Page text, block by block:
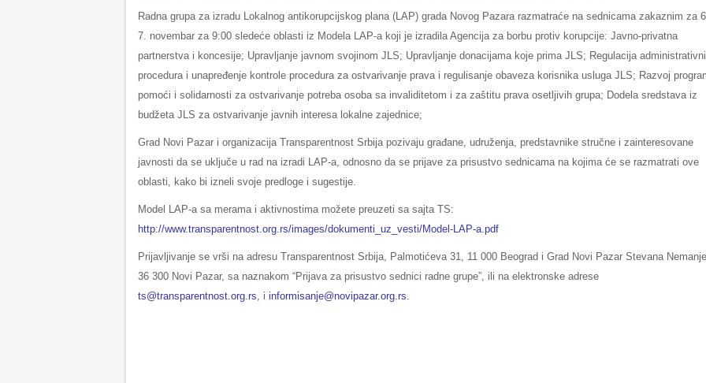
Radna grupa za izradu Lokalnog antikorupcijskog plana (LAP) grada Novog Pazara razmatraće na sednicama zakaznim za
7. novembar za 9:00 sledeće oblasti iz Modela LAP-a koji je izradila Agencija za borbu protiv korupcije: Javno-privatna
partnerstva i koncesije; Upravljanje javnom svojinom JLS; Upravljanje donacijama koje prima JLS; Regulacija
procedura i unapređenje kontrole procedura za ostvarivanje prava i regulisanje obaveza korisnika usluga JLS; Razvoj
pomoći i solidarnosti za ostvarivanje potreba osoba sa invaliditetom i za zaštitu prava osetljivih grupa; Dodela sredstava iz
budžeta JLS za ostvarivanje javnih interesa lokalne zajednice;
Grad Novi Pazar i organizacija Transparentnost Srbija pozivaju građane, udruženja, predstavnike stručne i zainteresovane
javnosti da se uključe u rad na izradi LAP-a, odnosno da se prijave za prisustvo sednicama na kojima će se razmatrati ove
oblasti, kako bi izneli svoje predloge i sugestije.
Model LAP-a sa merama i aktivnostima možete preuzeti sa sajta TS:
http://www.transparentnost.org.rs/images/dokumenti_uz_vesti/Model-LAP-a.pdf
Prijavljivanje se vrši na adresu Transparentnost Srbija, Palmotićeva 31, 11 000 Beograd i Grad Novi Pazar Stevana
36 300 Novi Pazar, sa naznakom “Prijava za prisustvo sednici radne grupe”, ili na elektronske adrese
ts@transparentnost.org.rs , i informisanje@novipazar.org.rs